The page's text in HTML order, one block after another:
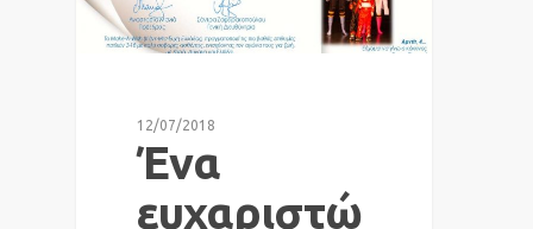
12/07/2018
Ένα
ευχαριστώ